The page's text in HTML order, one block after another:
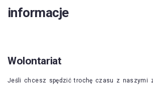
informacje
Wolontariat
Jeśli chcesz spędzić trochę czasu z naszymi